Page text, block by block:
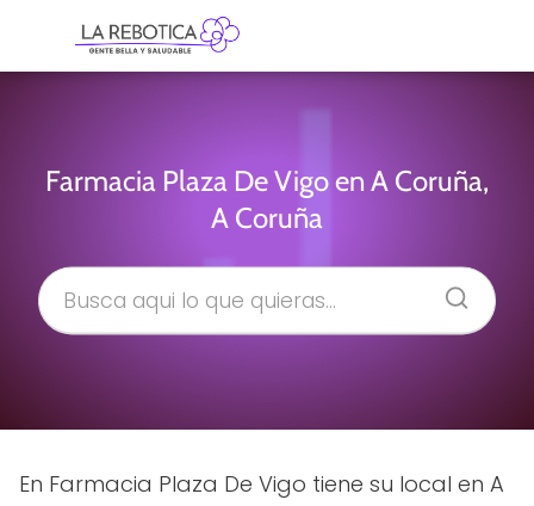
Farmacia Plaza De Vigo en A Coruña,
A Coruña
En Farmacia Plaza De Vigo tiene su local en A